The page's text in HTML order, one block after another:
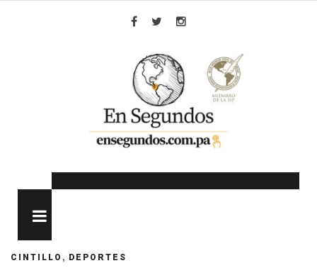
CINTILLO , DEPORTES